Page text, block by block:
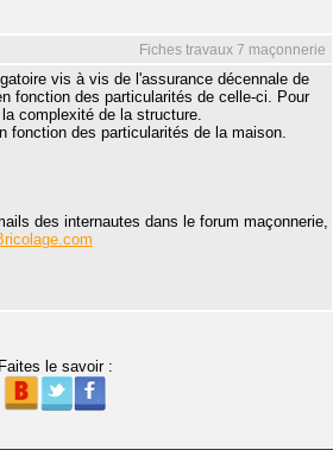
Fiches travaux 7 maçonnerie
vis à vis de l'assurance décennale de
fonction des particularités de celle-ci. Pour
complexité de la structure.
fonction des particularités de la maison.
des internautes dans le forum maçonnerie,
Faites le savoir :